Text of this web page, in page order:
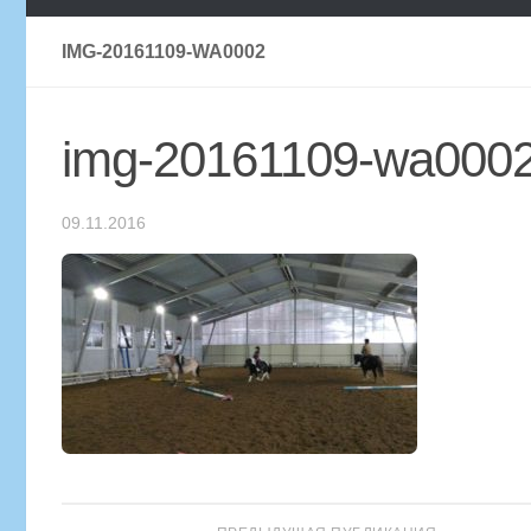
IMG-20161109-WA0002
img-20161109-
09.11.2016